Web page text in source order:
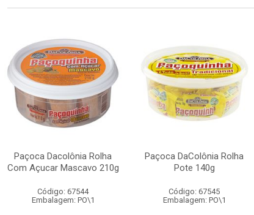
Paçoca Dacolônia Rolha
Com Açucar Mascavo 210g
Código: 67544
Embalagem: PO\1
Paçoca DaColônia Rolha
Pote 140g
Código: 67545
Embalagem: PO\1